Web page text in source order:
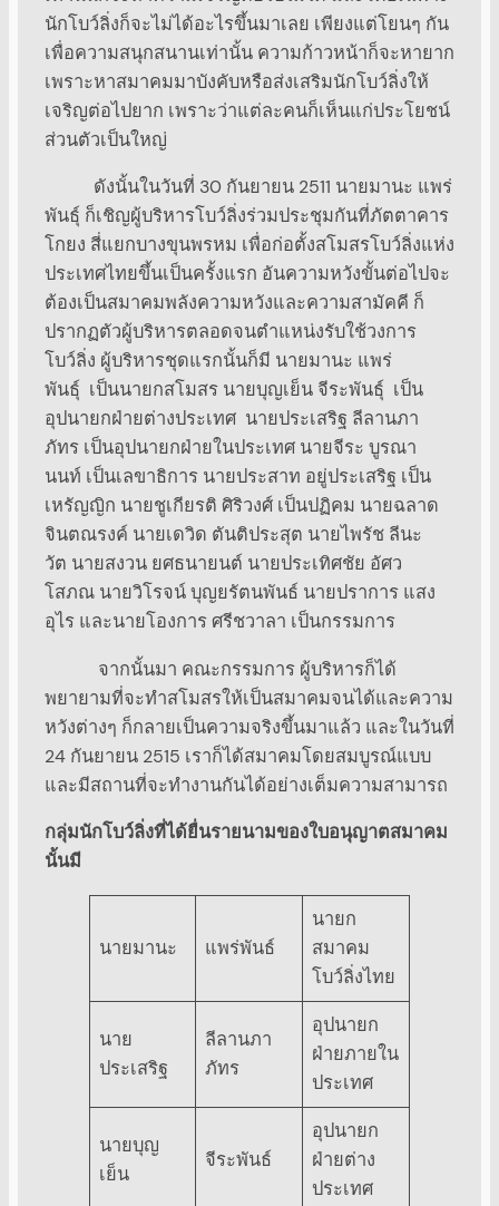
นักโบว์ลิ่งก็จะไม่ได้อะไรขึ้นมาเลย เพียงแต่โยนๆ กัน
เพื่อความสนุกสนานเท่านั้น ความก้าวหน้าก็จะหายาก
เพราะหาสมาคมมาบังคับหรือส่งเสริมนักโบว์ลิ่งให้
เจริญต่อไปยาก เพราะว่าแต่ละคนก็เห็นแก่ประโยชน์
ส่วนตัวเป็นใหญ่
ดังนั้นในวันที่ 30 กันยายน 2511 นายมานะ แพร่
พันธุ์ ก็เชิญผู้บริหารโบว์ลิ่งร่วมประชุมกันที่ภัตตาคาร
โกยง สี่แยกบางขุนพรหม เพื่อก่อตั้งสโมสรโบว์ลิ่งแห่ง
ประเทศไทยขึ้นเป็นครั้งแรก อันความหวังขั้นต่อไปจะ
ต้องเป็นสมาคมพลังความหวังและความสามัคคี ก็
ปรากฏตัวผู้บริหารตลอดจนตำแหน่งรับใช้วงการ
โบว์ลิ่ง ผู้บริหารชุดแรกนั้นก็มี นายมานะ แพร่
พันธุ์ เป็นนายกสโมสร นายบุญเย็น จีระพันธุ์ เป็น
อุปนายกฝ่ายต่างประเทศ นายประเสริฐ ลีลานภา
ภัทร เป็นอุปนายกฝ่ายในประเทศ นายจีระ บูรณา
นนท์ เป็นเลขาธิการ นายประสาท อยู่ประเสริฐ เป็น
เหรัญญิก นายชูเกียรติ ศิริวงศ์ เป็นปฏิคม นายฉลาด
จินตณรงค์ นายเดวิด ตันติประสุต นายไพรัช ลีนะ
วัต นายสงวน ยศธนายนต์ นายประเทิศชัย อัศว
โสภณ นายวิโรจน์ บุญยรัตนพันธ์ นายปราการ แสง
อุไร และนายโองการ ศรีชวาลา เป็นกรรมการ
จากนั้นมา คณะกรรมการ ผู้บริหารก็ได้
พยายามที่จะทำสโมสรให้เป็นสมาคมจนได้และความ
หวังต่างๆ ก็กลายเป็นความจริงขึ้นมาแล้ว และในวันที่
24 กันยายน 2515 เราก็ได้สมาคมโดยสมบูรณ์แบบ
และมีสถานที่จะทำงานกันได้อย่างเต็มความสามารถ
กลุ่มนักโบว์ลิ่งที่ได้ยื่นรายนามของใบอนุญาตสมาคม
นั้นมี
นายมานะ แพร่พันธ์
นายก
สมาคม
โบว์ลิ่งไทย
นาย
ประเสริฐ
ลีลานภา
ภัทร
อุปนายก
ฝ่ายภายใน
ประเทศ
นายบุญ
เย็น
จีระพันธ์
อุปนายก
ฝ่ายต่าง
ประเทศ